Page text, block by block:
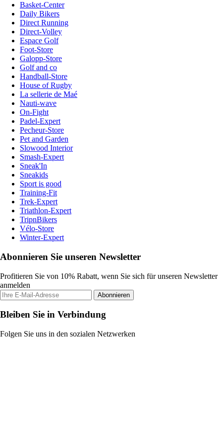
Basket-Center
Daily Bikers
Direct Running
Direct-Volley
Espace Golf
Foot-Store
Galopp-Store
Golf and co
Handball-Store
House of Rugby
La sellerie de Maé
Nauti-wave
On-Fight
Padel-Expert
Pecheur-Store
Pet and Garden
Slowood Interior
Smash-Expert
Sneak'In
Sneakids
Sport is good
Training-Fit
Trek-Expert
Triathlon-Expert
TripnBikers
Vélo-Store
Winter-Expert
Abonnieren Sie unseren Newsletter
Profitieren Sie von 10% Rabatt, wenn Sie sich für unseren Newsletter
anmelden
Abonnieren
Bleiben Sie in Verbindung
Folgen Sie uns in den sozialen Netzwerken